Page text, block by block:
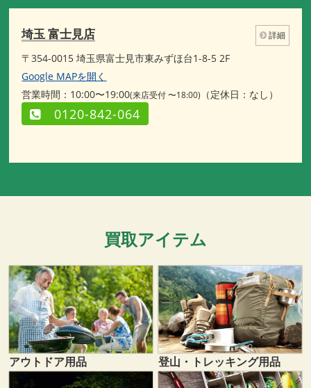
埼玉 富士見店 詳細
〒354-0015 埼玉県富士見市東みずほ台1-8-5 2F
Google MAPを開く
営業時間：10:00〜19:00(来店受付 〜18:00) （定休日：なし）
0120-842-064
買取アイテム
アウトドア用品 登山・トレッキング用品